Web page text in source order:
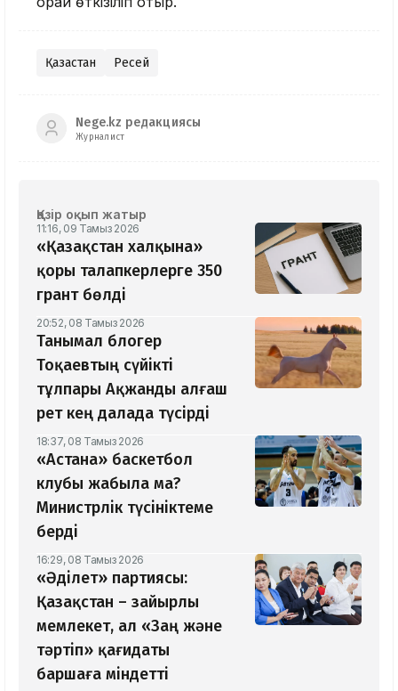
Қазақстан Ресей
Nege.kz редакциясы
Журналист
Қазір оқып жатыр
11:16, 09 Тамыз 2026
«Қазақстан халқына»
қоры талапкерлерге 350
грант бөлді
20:52, 08 Тамыз 2026
Танымал блогер
Тоқаевтың сүйікті
тұлпары Ақжанды алғаш
рет кең далада түсірді
18:37, 08 Тамыз 2026
«Астана» баскетбол
клубы жабыла ма?
Министрлік түсініктеме
берді
16:29, 08 Тамыз 2026
«Әділет» партиясы:
Қазақстан – зайырлы
мемлекет, ал «Заң және
тәртіп» қағидаты
баршаға міндетті